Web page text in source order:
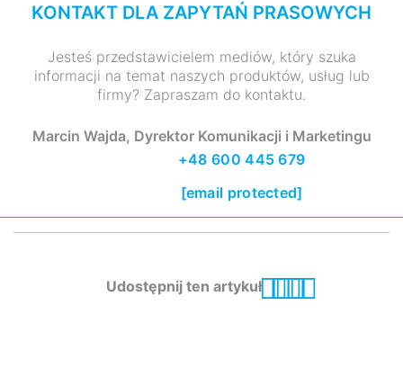
KONTAKT DLA ZAPYTAŃ PRASOWYCH
Jesteś przedstawicielem mediów, który szuka
informacji na temat naszych produktów, usług lub
firmy? Zapraszam do kontaktu.
Marcin Wajda, Dyrektor Komunikacji i Marketingu
+48 600 445 679
[email protected]
Udostępnij ten artykuł